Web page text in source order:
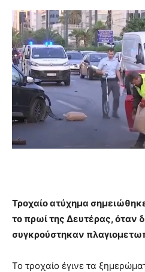
Τροχαίο ατύχημα
το πρωί της Δευτέρας, όταν
συγκρούστηκαν
Το τροχαίο έγινε τα